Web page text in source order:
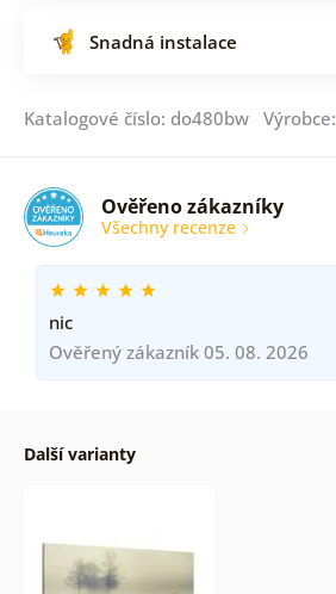
Snadná instalace
Katalogové číslo: do480bw Výrobce:
Ověřeno zákazníky
Všechny recenze
nic
Ověřený zákazník 05. 08. 2026
Další varianty